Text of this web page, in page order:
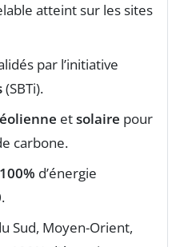
atteint sur les sites
par l’initiative
(SBTi).
éolienne etsolaire pour
carbone.
100% d’énergie
.
Sud, Moyen-Orient,